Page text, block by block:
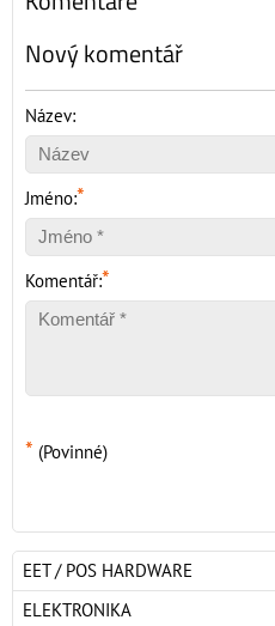
Nový komentář
Název:
Jméno:*
Komentář:*
* (Povinné)
EET / POS HARDWARE
ELEKTRONIKA